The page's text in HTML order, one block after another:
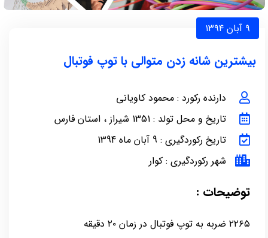
۹ آبان ۱۳۹۴
بیشترین شانه زدن متوالی با توپ فوتبال
دارنده رکورد : محمود کاویانی
تاریخ و محل تولد : 1351 شیراز ، استان فارس
تاریخ رکوردگیری : 9 آبان ماه 1394
شهر رکوردگیری : کوار
توضیحات :
۲۲۶۵ ضربه به توپ فوتبال در زمان ۲۰ دقیقه